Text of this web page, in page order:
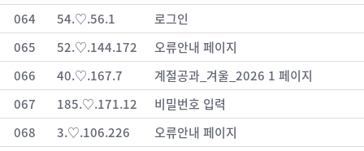
064
54.♡.56.1
로그인
065
52.♡.144.172
오류안내 페이지
066
40.♡.167.7
계절공과_겨울_2026 1 페이지
067
185.♡.171.12
비밀번호 입력
068
3.♡.106.226
오류안내 페이지